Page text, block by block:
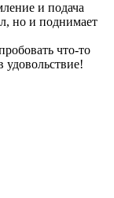
и подача
но и поднимает
что-то
удовольствие!